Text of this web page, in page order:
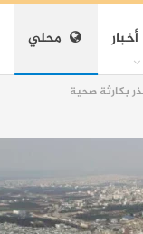
أخبار محلي
بكارثة صحية